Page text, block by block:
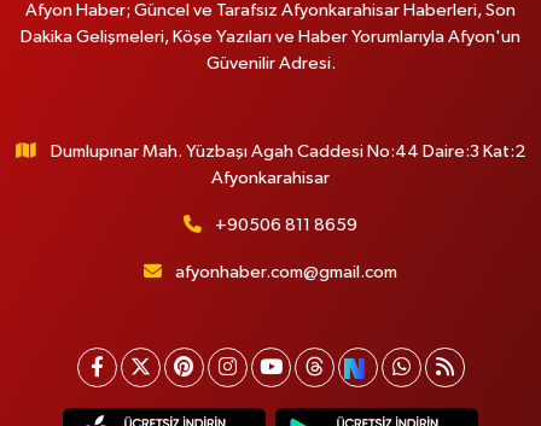
Afyon Haber; Güncel ve Tarafsız Afyonkarahisar Haberleri, Son
Dakika Gelişmeleri, Köşe Yazıları ve Haber Yorumlarıyla Afyon'un
Güvenilir Adresi.
Dumlupınar Mah. Yüzbaşı Agah Caddesi No:44 Daire:3 Kat:2
Afyonkarahisar
+90506 811 8659
afyonhaber.com@gmail.com